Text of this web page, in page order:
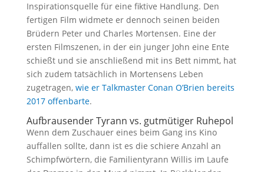
Inspirationsquelle für eine fiktive Handlung. Den
fertigen Film widmete er dennoch seinen beiden
Brüdern Peter und Charles Mortensen. Eine der
ersten Filmszenen, in der ein junger John eine Ente
schießt und sie anschließend mit ins Bett nimmt, hat
sich zudem tatsächlich in Mortensens Leben
zugetragen, wie er Talkmaster Conan O’Brien bereits
2017 offenbarte.
Aufbrausender Tyrann vs. gutmütiger Ruhepol
Wenn dem Zuschauer eines beim Gang ins Kino
auffallen sollte, dann ist es die schiere Anzahl an
Schimpfwörtern, die Familientyrann Willis im Laufe